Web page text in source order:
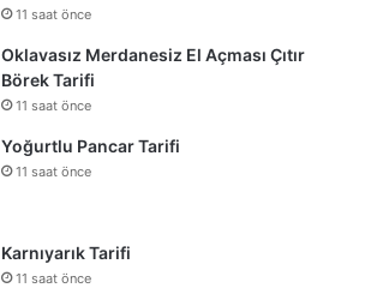
11 saat önce
Oklavasız Merdanesiz El Açması Çıtır
Börek Tarifi
11 saat önce
Yoğurtlu Pancar Tarifi
11 saat önce
Karnıyarık Tarifi
11 saat önce